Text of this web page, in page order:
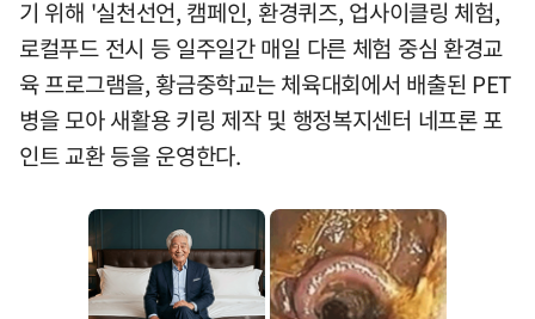
기 위해 '실천선언, 캠페인, 환경퀴즈, 업사이클링 체험,
로컬푸드 전시 등 일주일간 매일 다른 체험 중심 환경교
육 프로그램을, 황금중학교는 체육대회에서 배출된 PET
병을 모아 새활용 키링 제작 및 행정복지센터 네프론 포
인트 교환 등을 운영한다.